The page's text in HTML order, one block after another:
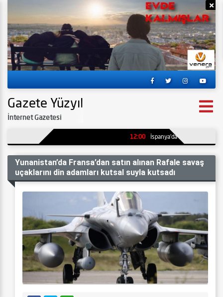
Gazete Yüzyıl
İnternet Gazetesi
12:00 İspanya’da kömür
Yunanistan’da Fransa’dan satın alınan Rafale savaş
uçaklarını din adamları kutsal suyla kutsadı